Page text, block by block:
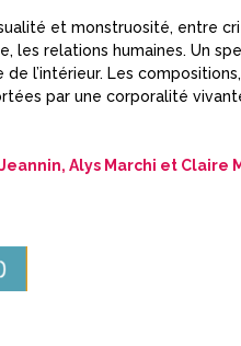
et monstruosité, entre
les relations humaines. Un
l’intérieur. Les compositions,
par une corporalité
Alys Marchi et Claire